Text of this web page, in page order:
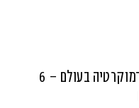
כך נראית ההגנה על הדמוקרטיה בעולם – 6